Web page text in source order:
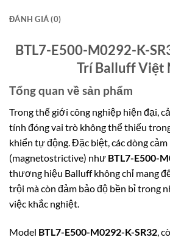
ĐÁNH GIÁ (0)
BTL7-E500-M0292-K-
Trí Balluff Việt
Tổng quan về sản phẩm
Trong thế giới công nghiệp hiện đại,
tính đóng vai trò không thể thiếu
khiển tự động. Đặc biệt, các dòng
(magnetostrictive) như BTL7-E500-
thương hiệu Balluff không chỉ mang
trội mà còn đảm bảo độ bền bỉ trong
việc khắc nghiệt.
Model BTL7-E500-M0292-K-SR32 ,